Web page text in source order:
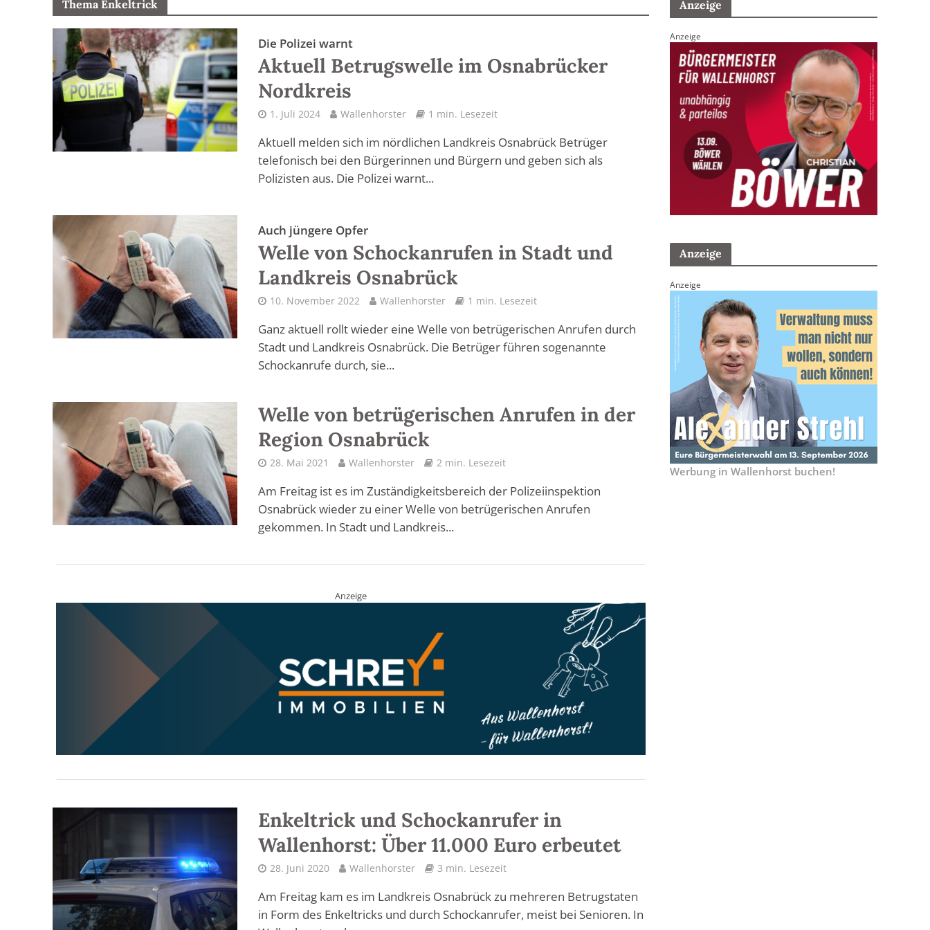
Thema Enkeltrick
Die Polizei warnt
Aktuell Betrugswelle im Osnabrücker
Nordkreis
1. Juli 2024 Wallenhorster 1 min. Lesezeit
Aktuell melden sich im nördlichen Landkreis Osnabrück Betrüger
telefonisch bei den Bürgerinnen und Bürgern und geben sich als
Polizisten aus. Die Polizei warnt...
Auch jüngere Opfer
Welle von Schockanrufen in Stadt und
Landkreis Osnabrück
10. November 2022 Wallenhorster 1 min. Lesezeit
Ganz aktuell rollt wieder eine Welle von betrügerischen Anrufen durch
Stadt und Landkreis Osnabrück. Die Betrüger führen sogenannte
Schockanrufe durch, sie...
Welle von betrügerischen Anrufen in der
Region Osnabrück
28. Mai 2021 Wallenhorster 2 min. Lesezeit
Am Freitag ist es im Zuständigkeitsbereich der Polizeiinspektion
Osnabrück wieder zu einer Welle von betrügerischen Anrufen
gekommen. In Stadt und Landkreis...
Anzeige
Enkeltrick und Schockanrufer in
Wallenhorst: Über 11.000 Euro erbeutet
28. Juni 2020 Wallenhorster 3 min. Lesezeit
Am Freitag kam es im Landkreis Osnabrück zu mehreren Betrugstaten
in Form des Enkeltricks und durch Schockanrufer, meist bei Senioren. In
Anzeige
Anzeige
Anzeige
Anzeige
Werbung in Wallenhorst buchen!